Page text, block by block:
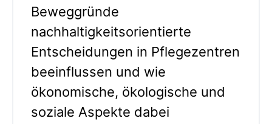
Beweggründe
nachhaltigkeitsorientierte
Entscheidungen in Pflegezentren
beeinflussen und wie
ökonomische, ökologische und
soziale Aspekte dabei